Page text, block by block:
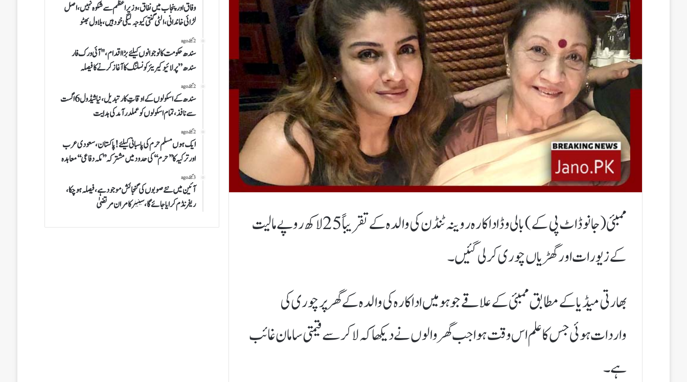
ممبئی(جانوڈاٹ پی کے)بالی وڈ اداکارہ روینہ ٹنڈن کی والدہ کے تقریباً 25 لاکھ روپے مالیت
کے زیورات اور گھڑیاں چوری کرلی گئیں۔
بھارتی میڈیا کے مطابق ممبئی کے علاقے جوہو میں اداکارہ کی والدہ کے گھر پر چوری کی
واردات ہوئی جس کا علم اس وقت ہوا جب گھر والوں نے دیکھا کہ لاکر سے قیمتی سامان غائب
ہے۔
وفاق اورپنجاب میں نفاق،وزیر اعظم سے شکوہ نہیں،اصل
لڑائی خاندانی،الٹی گنتی کیوجہ لیگی خود ہیں،بلاول بھٹو
2 گھنٹے ago
سندھ حکومت کا نوجوانوں کیلئے بڑا اقدام، "آئی ورک فار
سندھ” پر لائیو کیریئر کونسلنگ کا آغاز کرنے کا فیصلہ
2 گھنٹے ago
سندھ کے اسکولوں کے اوقاتِ کار تبدیل، نیا شیڈول 6 اگست
سے نافذ، تمام اسکولوں کو عملدرآمد کی ہدایت
2 گھنٹے ago
ایک ہوں مسلم حرم کی پاسبانی کیلئے!پاکستان،سعودی عرب
اور ترکیہ کا’’حرم‘‘کی حدود میں مشترکہ’’مکہ دفاعی‘‘معاہدہ
3 گھنٹے ago
آئین میں نئے صوبوں کی گنجائش موجود ہے، فیصلہ ہو چکا،
ریفرنڈم کرایا جائے گا، سینیٹر کامران مرتضیٰ